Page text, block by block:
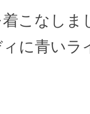
こなしま
に青い